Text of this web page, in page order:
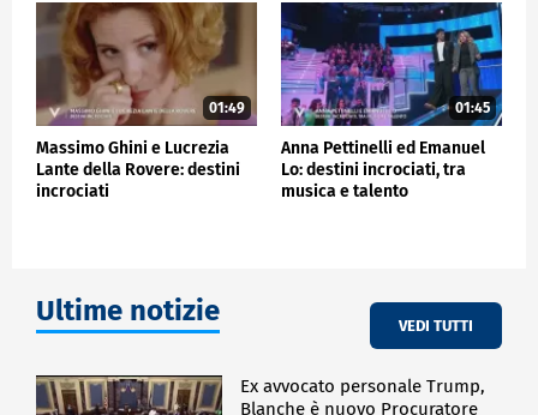
POLITICA
01:49
Massimo Ghini e Lucrezia
Lante della Rovere: destini
incrociati
01:45
Anna Pettinelli ed Emanuel
Lo: destini incrociati, tra
musica e talento
Ultime notizie VEDI TUTTI
Ex avvocato personale Trump,
Blanche è nuovo Procuratore